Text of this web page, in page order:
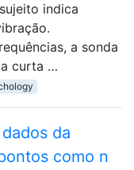
indica
a sonda
curta …
da
como n